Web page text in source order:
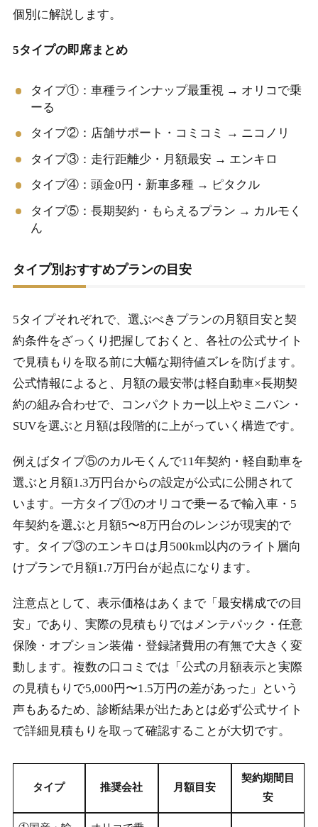
個別に解説します。
5タイプの即席まとめ
タイプ①：車種ラインナップ最重視 → オリコで乗
ーる
タイプ②：店舗サポート・コミコミ → ニコノリ
タイプ③：走行距離少・月額最安 → エンキロ
タイプ④：頭金0円・新車多種 → ピタクル
タイプ⑤：長期契約・もらえるプラン → カルモく
ん
タイプ別おすすめプランの目安
5タイプそれぞれで、選ぶべきプランの月額目安と契
約条件をざっくり把握しておくと、各社の公式サイト
で見積もりを取る前に大幅な期待値ズレを防げます。
公式情報によると、月額の最安帯は軽自動車×長期契
約の組み合わせで、コンパクトカー以上やミニバン・
SUVを選ぶと月額は段階的に上がっていく構造です。
例えばタイプ⑤のカルモくんで11年契約・軽自動車を
選ぶと月額1.3万円台からの設定が公式に公開されて
います。一方タイプ①のオリコで乗ーるで輸入車・5
年契約を選ぶと月額5〜8万円台のレンジが現実的で
す。タイプ③のエンキロは月500km以内のライト層向
けプランで月額1.7万円台が起点になります。
注意点として、表示価格はあくまで「最安構成での目
安」であり、実際の見積もりではメンテパック・任意
保険・オプション装備・登録諸費用の有無で大きく変
動します。複数の口コミでは「公式の月額表示と実際
の見積もりで5,000円〜1.5万円の差があった」という
声もあるため、診断結果が出たあとは必ず公式サイト
で詳細見積もりを取って確認することが大切です。
タイプ 推奨会社 月額目安
契約期間目
安